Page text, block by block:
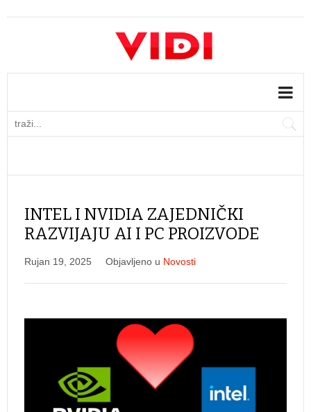
INTEL I NVIDIA ZAJEDNIČKI
RAZVIJAJU AI I PC PROIZVODE
Rujan 19, 2025 Objavljeno u Novosti